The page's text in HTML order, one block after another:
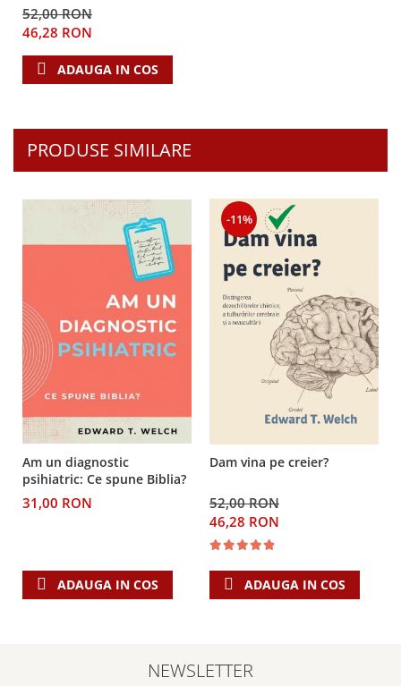
dependențe - ghid de
studiu
52,00 RON
46,28 RON
ADAUGA IN COS
PRODUSE SIMILARE
Am un diagnostic
psihiatric: Ce spune Biblia?
31,00 RON
ADAUGA IN COS
-11%
Dam vina pe creier?
52,00 RON
46,28 RON
ADAUGA IN COS
NEWSLETTER